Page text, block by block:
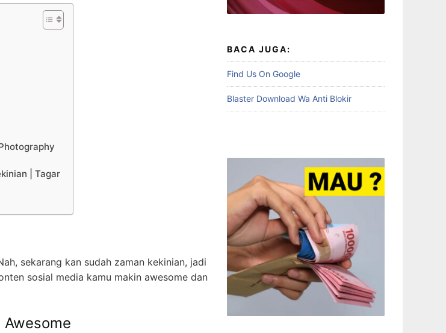
| Tagar
sekarang kan sudah zaman kekinian, jadi
sosial media kamu makin awesome dan
BACA JUGA:
Find Us On Google
Blaster Download Wa Anti Blokir